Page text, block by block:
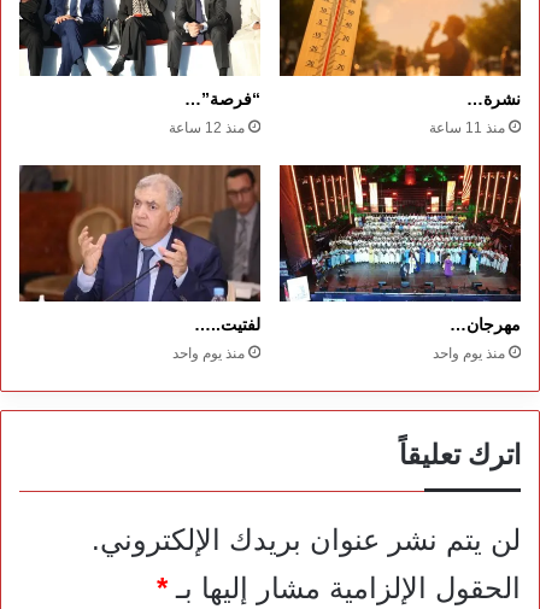
نشرة…
منذ 11 ساعة
“فرصة”…
منذ 12 ساعة
مهرجان…
منذ يوم واحد
لفتيت..…
منذ يوم واحد
اترك تعليقاً
لن يتم نشر عنوان بريدك الإلكتروني.
الحقول الإلزامية مشار إليها بـ*